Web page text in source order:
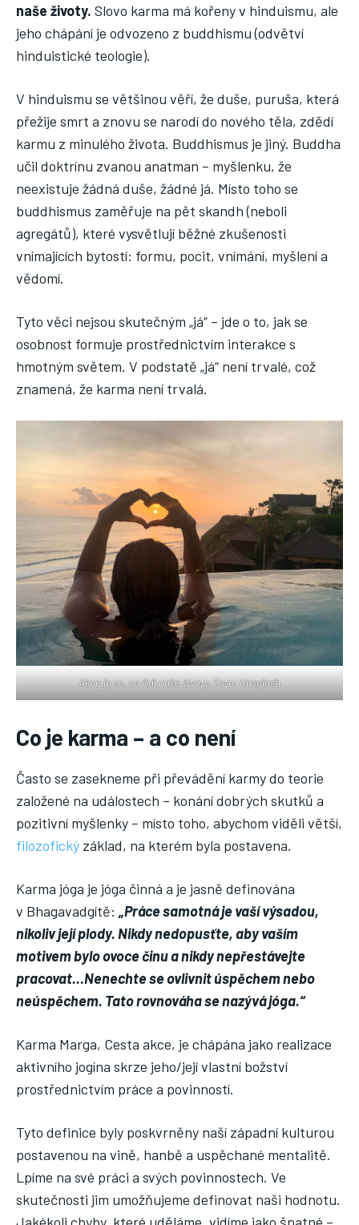
naše životy. Slovo karma má kořeny v hinduismu, ale
jeho chápání je odvozeno z buddhismu (odvětví
hinduistické teologie).
V hinduismu se většinou věří, že duše, puruša, která
přežije smrt a znovu se narodí do nového těla, zdědí
karmu z minulého života. Buddhismus je jiný. Buddha
učil doktrínu zvanou anatman – myšlenku, že
neexistuje žádná duše, žádné já. Místo toho se
buddhismus zaměřuje na pět skandh (neboli
agregátů), které vysvětlují běžné zkušenosti
vnímajících bytostí: formu, pocit, vnímání, myšlení a
vědomí.
Tyto věci nejsou skutečným „já“ – jde o to, jak se
osobnost formuje prostřednictvím interakce s
hmotným světem. V podstatě „já“ není trvalé, což
znamená, že karma není trvalá.
Akce je to, co řídí naše životy. Foto: Unsplash
Co je karma – a co není
Často se zasekneme při převádění karmy do teorie
založené na událostech – konání dobrých skutků a
pozitivní myšlenky – místo toho, abychom viděli větší,
filozofický základ, na kterém byla postavena.
Karma jóga je jóga činná a je jasně definována
v Bhagavadgítě: „Práce samotná je vaší výsadou,
nikoliv její plody. Nikdy nedopusťte, aby vaším
motivem bylo ovoce činu a nikdy nepřestávejte
pracovat…Nenechte se ovlivnit úspěchem nebo
neúspěchem. Tato rovnováha se nazývá jóga.“
Karma Marga, Cesta akce, je chápána jako realizace
aktivního jogína skrze jeho/její vlastní božství
prostřednictvím práce a povinností.
Tyto definice byly poskvrněny naší západní kulturou
postavenou na vině, hanbě a uspěchané mentalitě.
Lpíme na své práci a svých povinnostech. Ve
skutečnosti jim umožňujeme definovat naši hodnotu.